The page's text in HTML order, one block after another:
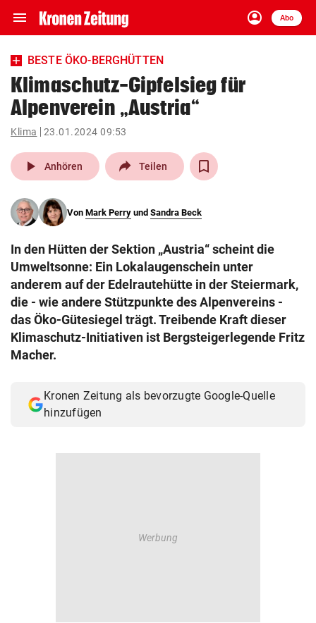
menu Navigation
ein-/ausklappen
account_circle
Anmelden
Abo
close Schließen
account_circle Anmelden
pin_drop
Wien arrow_right
search
eingeben
© Krone Multimedia GmbH & Co KG 2026
Muthgasse 2, 1190 Wien
BESTE ÖKO-BERGHÜTTEN
Klimaschutz-Gipfelsieg für
Alpenverein „Austria“
Klima 23.01.2024 09:53
play_arrow Anhören Teilen
Von Mark Perry und Sandra Beck
In den Hütten der Sektion „Austria“ scheint die
Umweltsonne: Ein Lokalaugenschein unter
anderem auf der Edelrautehütte in der Steiermark,
die - wie andere Stützpunkte des Alpenvereins -
das Öko-Gütesiegel trägt. Treibende Kraft dieser
Klimaschutz-Initiativen ist Bergsteigerlegende Fritz
Macher.
Kronen Zeitung als bevorzugte Google-Quelle
hinzufügen